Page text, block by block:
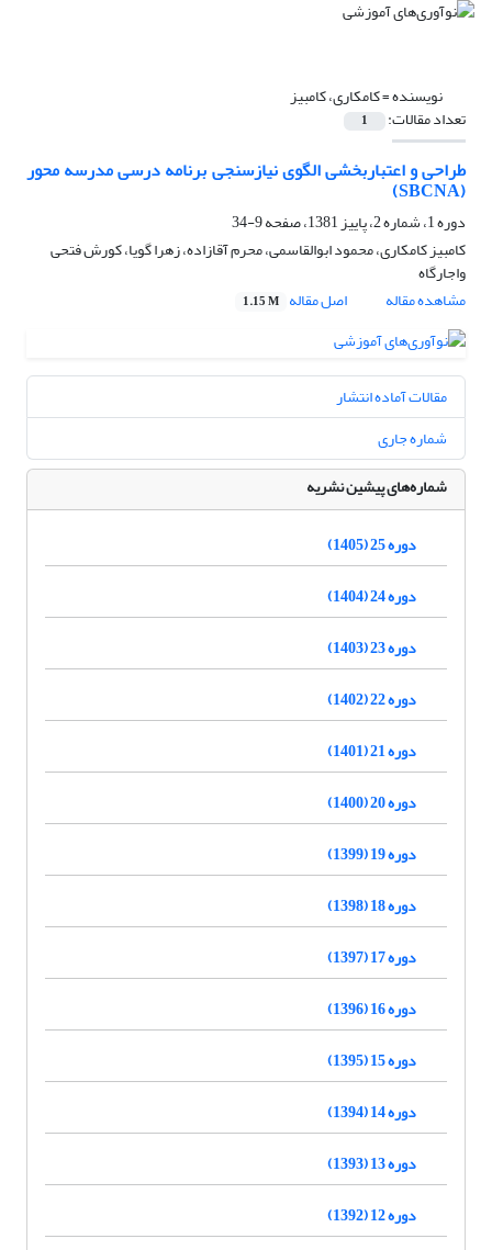
نویسنده =کامکاری، کامبیز
تعداد مقالات: 1
طراحی و اعتباربخشی الگوی نیازسنجی برنامه درسی مدرسه محور
(SBCNA)
دوره 1، شماره 2، پاییز 1381، صفحه
9-34
کامبیز کامکاری، محمود ابوالقاسمی، محرم آقازاده، زهرا گویا، کورش فتحی
واجارگاه
مشاهده مقاله
اصل مقاله 1.15 M
مقالات آماده انتشار
شماره جاری
شماره‌های پیشین نشریه
دوره 25 (1405)
دوره 24 (1404)
دوره 23 (1403)
دوره 22 (1402)
دوره 21 (1401)
دوره 20 (1400)
دوره 19 (1399)
دوره 18 (1398)
دوره 17 (1397)
دوره 16 (1396)
دوره 15 (1395)
دوره 14 (1394)
دوره 13 (1393)
دوره 12 (1392)